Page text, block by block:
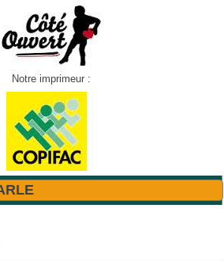
Notre imprimeur :